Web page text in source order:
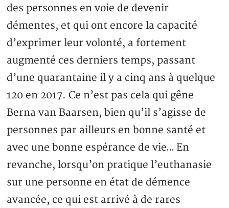
des personnes en voie de devenir
démentes, et qui ont encore la capacité
d’exprimer leur volonté, a fortement
augmenté ces derniers temps, passant
d’une quarantaine il y a cinq ans à quelque
120 en 2017. Ce n’est pas cela qui gêne
Berna van Baarsen, bien qu’il s’agisse de
personnes par ailleurs en bonne santé et
avec une bonne espérance de vie… En
revanche, lorsqu’on pratique l’euthanasie
sur une personne en état de démence
avancée, ce qui est arrivé à de rares